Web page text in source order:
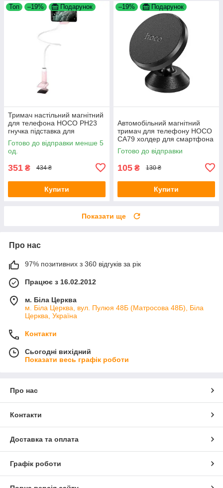
Топ –19% Подарунок
Тримач настільний магнітний
для телефона HOCO PH23
гнучка підставка для
смартфона на прищіпці
White Pink
Готово до відправки менше 5
од.
351 ₴ 434 ₴
Купити
–19% Подарунок
Автомобільний магнітний
тримач для телефону HOCO
CA79 холдер для смартфона
на торпеду та скло Black
Готово до відправки
105 ₴ 130 ₴
Купити
Показати ще
Про нас
97% позитивних з 360 відгуків за рік
Працює з 16.02.2012
м. Біла Церква
м. Біла Церква, вул. Пулюя 48Б (Матросова 48Б), Біла
Церква, Україна
Контакти
Сьогодні вихідний
Показати весь графік роботи
Про нас
Контакти
Доставка та оплата
Графік роботи